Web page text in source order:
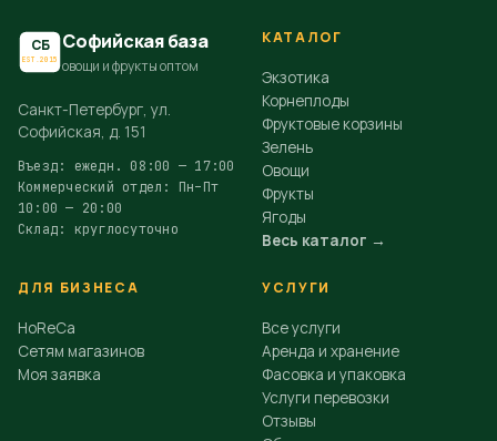
СБ
EST.2015
Софийская база
овощи и фрукты оптом
Санкт-Петербург, ул.
Софийская, д. 151
Въезд: ежедн. 08:00 — 17:00
Коммерческий отдел: Пн–Пт
10:00 — 20:00
Склад: круглосуточно
КАТАЛОГ
Экзотика
Корнеплоды
Фруктовые корзины
Зелень
Овощи
Фрукты
Ягоды
Весь каталог →
ДЛЯ БИЗНЕСА
HoReCa
Сетям магазинов
Моя заявка
УСЛУГИ
Все услуги
Аренда и хранение
Фасовка и упаковка
Услуги перевозки
Отзывы